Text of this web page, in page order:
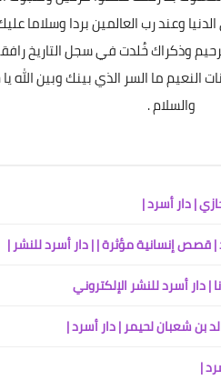
وعند رب العالمين بردا وسلاما
وذكراك خُلدت في سجل التاريخ
النعيم ما السر الذي بينك وبين الله
والسلام .